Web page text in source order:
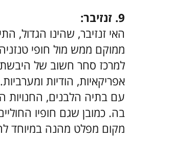
9. זנזיבר:
האי זנזיבר, שהינו הגדול,
ממוקם ממש מול חופי
למרכז סחר חשוב של היבשת
אפריקאיות, הודיות
עם בתיה הלבנים, החנויות
בה. כמובן שגם חופיו
מקום מפלט מהנה במיוחד